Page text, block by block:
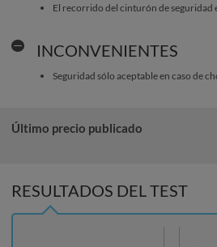
El recorrido del cinturón de seguridad
INCONVENIENTES
Seguridad sólo aceptable en caso de
Último precio publicado
RESULTADOS DEL TEST